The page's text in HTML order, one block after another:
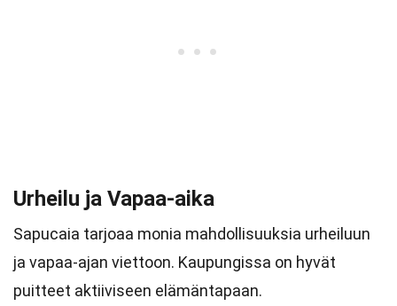
Urheilu ja Vapaa-aika
Sapucaia tarjoaa monia mahdollisuuksia urheiluun
ja vapaa-ajan viettoon. Kaupungissa on hyvät
puitteet aktiiviseen elämäntapaan.